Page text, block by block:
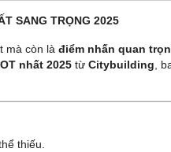
SANG TRỌNG 2025
mà còn là điểm nhấn quan
nhất 2025 từ Citybuilding ,
thiếu.